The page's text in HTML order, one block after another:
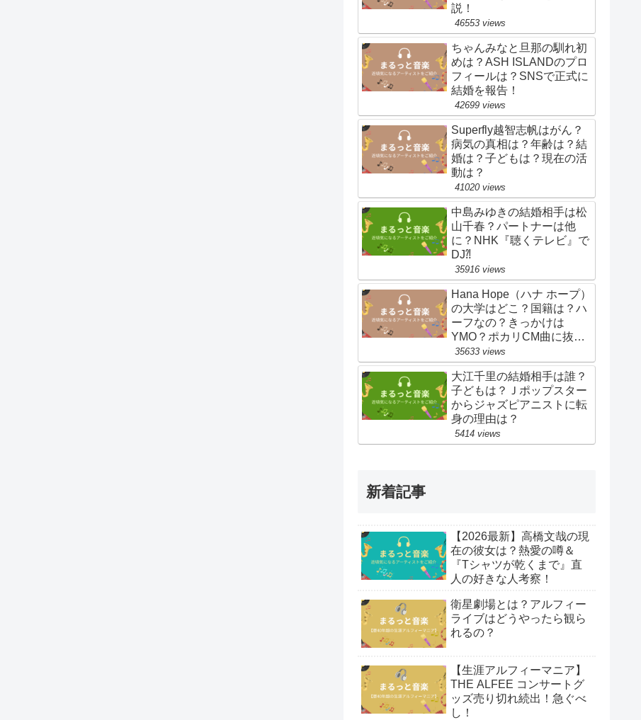
説！
46553 views
ちゃんみなと旦那の馴れ初
めは？ASH ISLANDのプロ
フィールは？SNSで正式に
結婚を報告！
42699 views
Superfly越智志帆はがん？
病気の真相は？年齢は？結
婚は？子どもは？現在の活
動は？
41020 views
中島みゆきの結婚相手は松
山千春？パートナーは他
に？NHK『聴くテレビ』で
DJ⁈
35916 views
Hana Hope（ハナ ホープ）
の大学はどこ？国籍は？ハ
ーフなの？きっかけは
YMO？ポカリCM曲に抜
擢！
35633 views
大江千里の結婚相手は誰？
子どもは？Ｊポップスター
からジャズピアニストに転
身の理由は？
5414 views
新着記事
【2026最新】高橋文哉の現
在の彼女は？熱愛の噂＆
『Tシャツが乾くまで』直
人の好きな人考察！
衛星劇場とは？アルフィー
ライブはどうやったら観ら
れるの？
【生涯アルフィーマニア】
THE ALFEE コンサートグ
ッズ売り切れ続出！急ぐべ
し！